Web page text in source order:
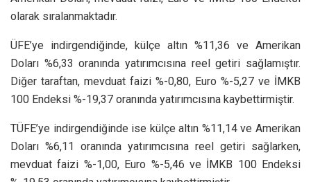
olarak sıralanmaktadır.
ÜFE’ye indirgendiğinde, külçe altın %11,36 ve Amerikan
Doları %6,33 oranında yatırımcısına reel getiri sağlamıştır.
Diğer taraftan, mevduat faizi %-0,80, Euro %-5,27 ve İMKB
100 Endeksi %-19,37 oranında yatırımcısına kaybettirmiştir.
TÜFE’ye indirgendiğinde ise külçe altın %11,14 ve Amerikan
Doları %6,11 oranında yatırımcısına reel getiri sağlarken,
mevduat faizi %-1,00, Euro %-5,46 ve İMKB 100 Endeksi